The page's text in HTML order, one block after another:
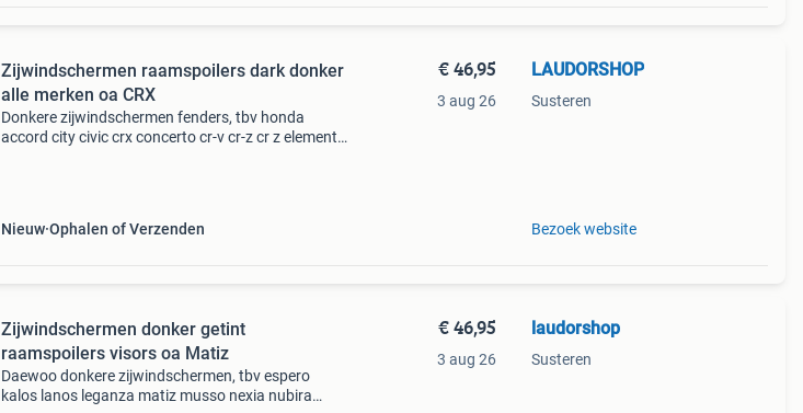
Zijwindschermen raamspoilers dark donker
alle merken oa CRX
Donkere zijwindschermen fenders, tbv honda
accord city civic crx concerto cr-v cr-z cr z element
Nieuw Ophalen of Verzenden
€ 46,95
3 aug 26
LAUDORSHOP
Susteren
Bezoek website
Zijwindschermen donker getint
raamspoilers visors oa Matiz
Daewoo donkere zijwindschermen, tbv espero
kalos lanos leganza matiz musso nexia nubira
€ 46,95
3 aug 26
laudorshop
Susteren